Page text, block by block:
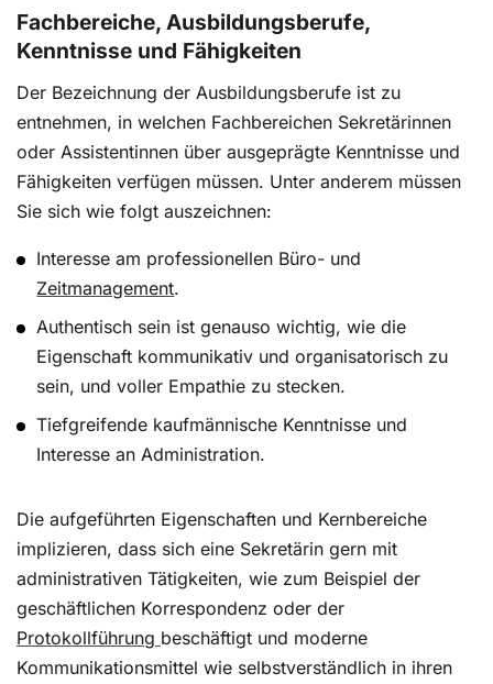
Qualifikationen
Wichtige Fähigkeiten und Qualifikationen als
Executive Assistant sind neben
Kommunikationsfähigkeit und Organisationstalent
auch die entsprechende Ausbildung. Immer mehr
Unternehmen bevorzugen Hochschulabschlüsse.
So machen Sie sich als Assistentin unentbehrlich
Die aktuelle Wirtschaftslage zwingt viele
Unternehmen zu Sparmaßnahmen und
Umstrukturierungen. Das kann auch bedeuten,
dass der Personalbestand reduziert wird. Lesen
wirtschaftlich schlechten Zeiten – für Ihren Chef
oder Ihre Chefin unentbehrlich machen, um Ihren
Arbeitsplatz zu sichern.
Wie Sie Bewerbungsprozesse optimieren und
Fachbereiche, Ausbildungsberufe,
Kenntnisse und Fähigkeiten
Der Bezeichnung der Ausbildungsberufe ist zu
entnehmen, in welchen Fachbereichen Sekretärinnen
oder Assistentinnen über ausgeprägte Kenntnisse und
Fähigkeiten verfügen müssen. Unter anderem müssen
Sie sich wie folgt auszeichnen:
Interesse am professionellen Büro- und
Zeitmanagement.
Authentisch sein ist genauso wichtig, wie die
Eigenschaft kommunikativ und organisatorisch zu
sein, und voller Empathie zu stecken.
Tiefgreifende kaufmännische Kenntnisse und
Interesse an Administration.
Die aufgeführten Eigenschaften und Kernbereiche
implizieren, dass sich eine Sekretärin gern mit
administrativen Tätigkeiten, wie zum Beispiel der
geschäftlichen Korrespondenz oder der
Protokollführung beschäftigt und moderne
Kommunikationsmittel wie selbstverständlich in ihren